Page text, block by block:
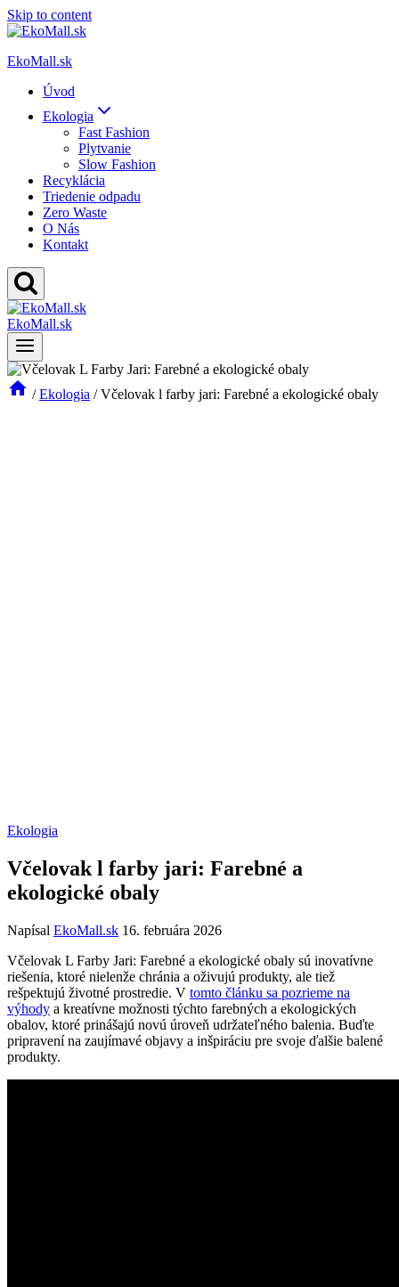
Skip to content
EkoMall.sk
Úvod
Ekologia
Fast Fashion
Plytvanie
Slow Fashion
Recyklácia
Triedenie odpadu
Zero Waste
O Nás
Kontakt
EkoMall.sk
/ Ekologia / Včelovak l farby jari: Farebné a ekologické obaly
Ekologia
Včelovak l farby jari: Farebné a
ekologické obaly
Napísal EkoMall.sk 16. februára 2026
Včelovak L Farby Jari: Farebné a ekologické obaly sú inovatívne
riešenia, ktoré nielenže chránia a oživujú produkty, ale tiež
rešpektujú životné prostredie. V tomto článku sa pozrieme na
výhody a kreatívne možnosti týchto farebných a ekologických
obalov, ktoré prinášajú novú úroveň udržateľného balenia. Buďte
pripravení na zaujímavé objavy a inšpiráciu pre svoje ďalšie balené
produkty.